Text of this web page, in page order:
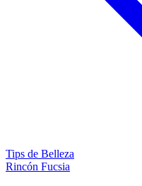
Tips de Belleza
Rincón Fucsia